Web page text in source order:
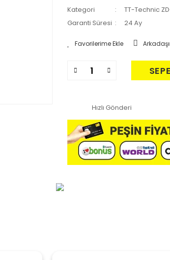
Kategori
TT-Technic
Garanti Süresi
24 Ay
Hızlı Gönderi